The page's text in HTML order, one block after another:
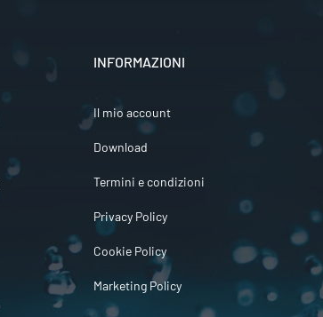
INFORMAZIONI
Il mio account
Download
Termini e condizioni
Privacy Policy
Cookie Policy
Marketing Policy